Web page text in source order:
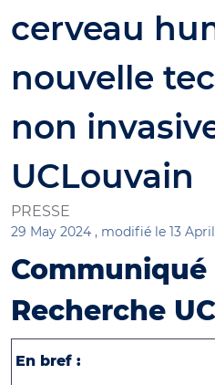
cerveau
nouvelle
non
UCLouvain
PRESSE
29 May 2024 , modifié le 13
Communiqué
Recherche
En bref :